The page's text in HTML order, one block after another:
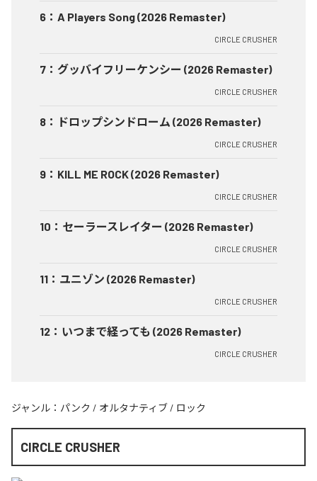
6 ： A Players Song (2026 Remaster)
CIRCLE CRUSHER
7 ： グッバイフリーケンシー (2026 Remaster)
CIRCLE CRUSHER
8 ： ドロップシンドローム (2026 Remaster)
CIRCLE CRUSHER
9 ： KILL ME ROCK (2026 Remaster)
CIRCLE CRUSHER
10 ： セーラースレイター (2026 Remaster)
CIRCLE CRUSHER
11 ： ユニゾン (2026 Remaster)
CIRCLE CRUSHER
12 ： いつまで経っても (2026 Remaster)
CIRCLE CRUSHER
ジャンル： パンク / オルタナティブ / ロック
CIRCLE CRUSHER